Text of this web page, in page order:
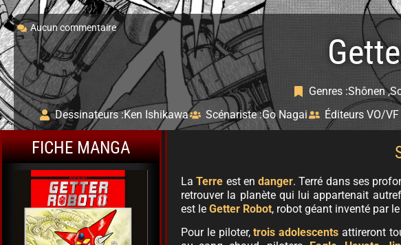
Aucun commentaire
Genres :Shônen ,
Dessinateurs :Ken Ishikawa Scénariste :Go Nagai Éditeurs VO/VF
FICHE MANGA
LaTerre est endanger. Terré dans ses
retrouver la planète qui lui appartenait
est le Getter Robot, robot géant inventé par le
Pour le piloter,trois adolescents attireront